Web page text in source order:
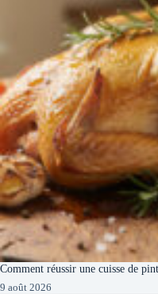
Comment réussir une cuisse de
9 août 2026